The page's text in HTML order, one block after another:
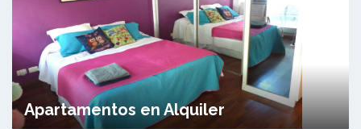
Apartamentos en Alquiler